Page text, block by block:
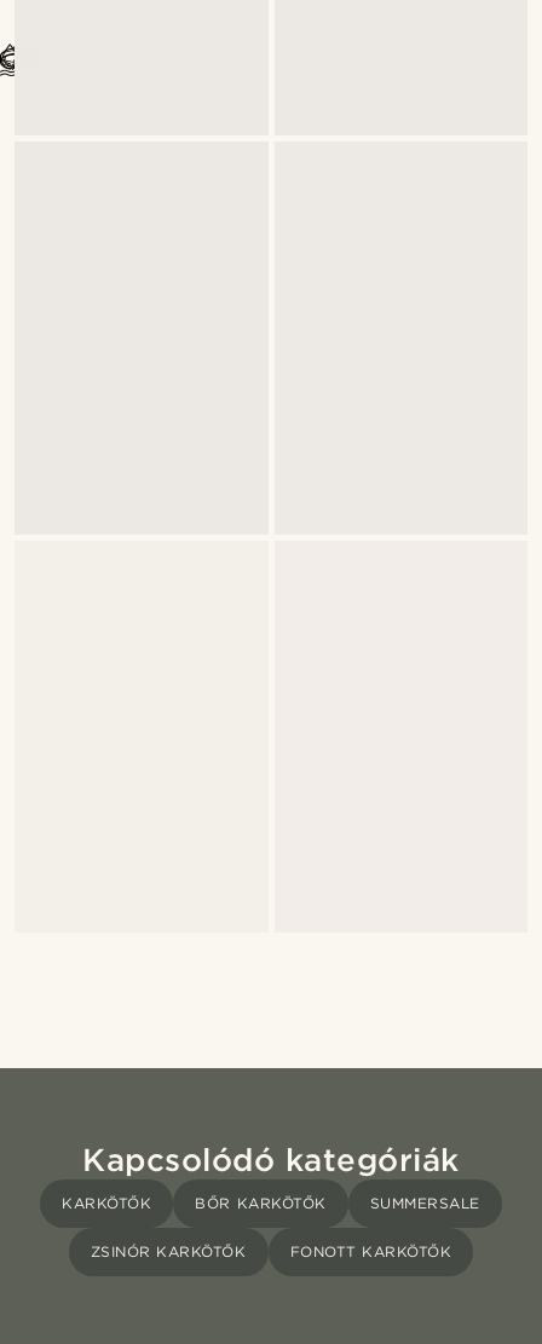
Kapcsolódó kategóriák
KARKÖTŐK BŐR KARKÖTŐK SUMMERSALE
ZSINÓR KARKÖTŐK FONOTT KARKÖTŐK